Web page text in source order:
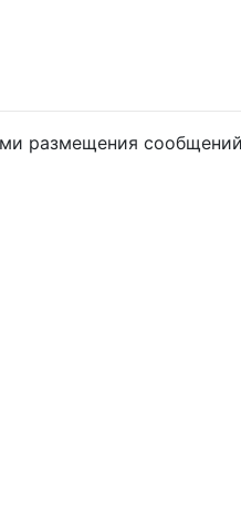
размещения